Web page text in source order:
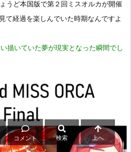
うど本国版で第２回ミスオルカが開催
て経過を楽しんでいた時期なんですよ
描いていた夢が現実となった瞬間でし
コメント 検索 上へ